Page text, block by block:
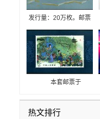
发行量：20万枚。邮票
的右下方是一枚邮票，
图画为长城的代表性关
卡山海关，图中它挺拔
巍峨给人一种“一份当
官，万夫莫开”之感。在
质量方面，它出自于北
障，值得收藏。
本套邮票于
2元，票面图案为牡丹
亭——游园，共发行
热文排行